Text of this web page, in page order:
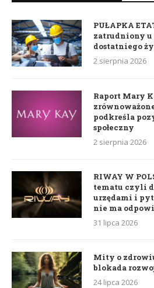
PUŁAPKA
zatrudniony u
dostatniego
2 sierpnia 2026
Raport Mary
podkreśla
społeczny
2 sierpnia 2026
RIWAY W
tematu czyli
urzędami i
nie ma
31 lipca 2026
Mity o
blokada
24 lipca 2026